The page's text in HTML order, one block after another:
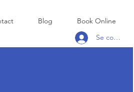
Blog
Book Online
Se connecter